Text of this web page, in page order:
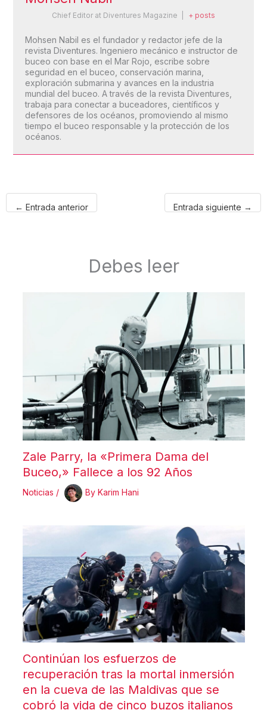
Chief Editor at Diventures Magazine + posts
Mohsen Nabil es el fundador y redactor jefe de la
revista Diventures. Ingeniero mecánico e instructor de
buceo con base en el Mar Rojo, escribe sobre
seguridad en el buceo, conservación marina,
exploración submarina y avances en la industria
mundial del buceo. A través de la revista Diventures,
trabaja para conectar a buceadores, científicos y
defensores de los océanos, promoviendo al mismo
tiempo el buceo responsable y la protección de los
océanos.
← Entrada anterior Entrada siguiente →
Debes leer
Zale Parry, la «Primera Dama del
Buceo,» Fallece a los 92 Años
Noticias / By Karim Hani
Continúan los esfuerzos de
recuperación tras la mortal inmersión
en la cueva de las Maldivas que se
cobró la vida de cinco buzos italianos